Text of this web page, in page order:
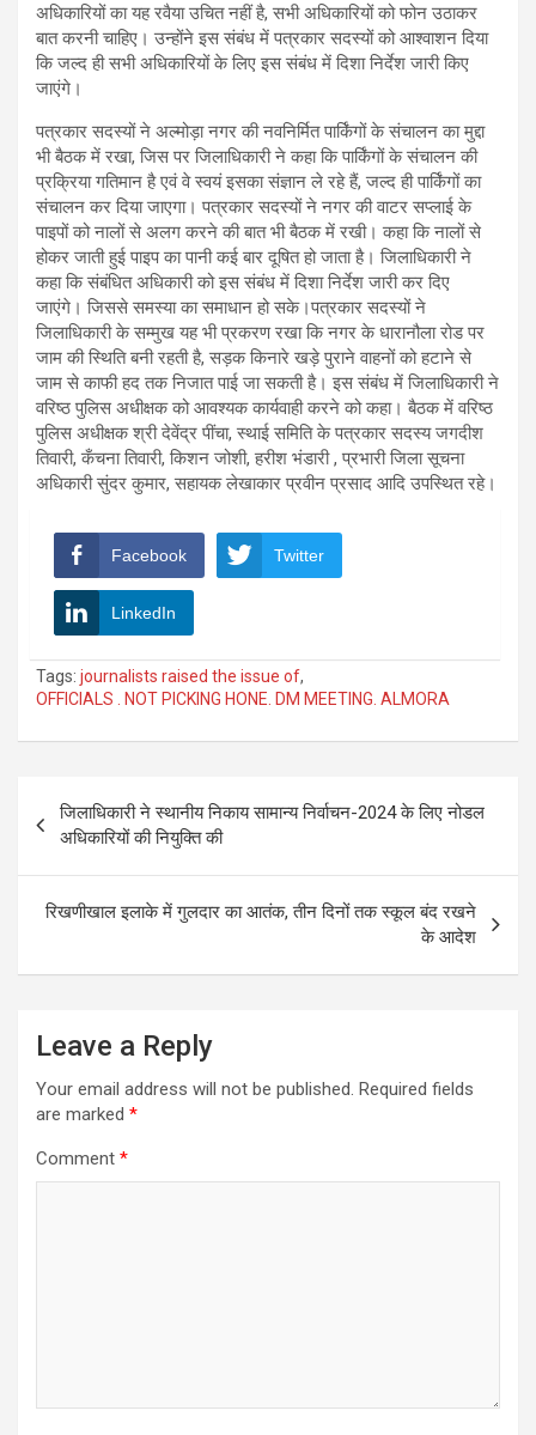
अधिकारियों का यह रवैया उचित नहीं है, सभी अधिकारियों को फोन उठाकर
बात करनी चाहिए। उन्होंने इस संबंध में पत्रकार सदस्यों को आश्वाशन दिया
कि जल्द ही सभी अधिकारियों के लिए इस संबंध में दिशा निर्देश जारी किए
जाएंगे।
पत्रकार सदस्यों ने अल्मोड़ा नगर की नवनिर्मित पार्किंगों के संचालन का मुद्दा
भी बैठक में रखा, जिस पर जिलाधिकारी ने कहा कि पार्किंगों के संचालन की
प्रक्रिया गतिमान है एवं वे स्वयं इसका संज्ञान ले रहे हैं, जल्द ही पार्किंगों का
संचालन कर दिया जाएगा। पत्रकार सदस्यों ने नगर की वाटर सप्लाई के
पाइपों को नालों से अलग करने की बात भी बैठक में रखी। कहा कि नालों से
होकर जाती हुई पाइप का पानी कई बार दूषित हो जाता है। जिलाधिकारी ने
कहा कि संबंधित अधिकारी को इस संबंध में दिशा निर्देश जारी कर दिए
जाएंगे। जिससे समस्या का समाधान हो सके।पत्रकार सदस्यों ने
जिलाधिकारी के सम्मुख यह भी प्रकरण रखा कि नगर के धारानौला रोड पर
जाम की स्थिति बनी रहती है, सड़क किनारे खड़े पुराने वाहनों को हटाने से
जाम से काफी हद तक निजात पाई जा सकती है। इस संबंध में जिलाधिकारी ने
वरिष्ठ पुलिस अधीक्षक को आवश्यक कार्यवाही करने को कहा। बैठक में वरिष्ठ
पुलिस अधीक्षक श्री देवेंद्र पींचा, स्थाई समिति के पत्रकार सदस्य जगदीश
तिवारी, कँचना तिवारी, किशन जोशी, हरीश भंडारी , प्रभारी जिला सूचना
अधिकारी सुंदर कुमार, सहायक लेखाकार प्रवीन प्रसाद आदि उपस्थित रहे।
Facebook Twitter
LinkedIn
Tags: journalists raised the issue of,
OFFICIALS . NOT PICKING HONE. DM MEETING. ALMORA
navigation
जिलाधिकारी ने स्थानीय निकाय सामान्य निर्वाचन-2024 के लिए नोडल
अधिकारियों की नियुक्ति की
रिखणीखाल इलाके में गुलदार का आतंक, तीन दिनों तक स्कूल बंद रखने
के आदेश
Leave a Reply
Your email address will not be published. Required fields
are marked *
Comment *